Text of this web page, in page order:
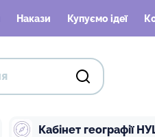
Накази Купуємо ідеї
Кабінет географії